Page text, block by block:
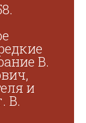
В.
и
В.